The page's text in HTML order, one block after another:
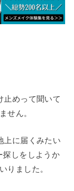
止めって聞いて
せん。
上に届くみたい
探しをしようか
りました。